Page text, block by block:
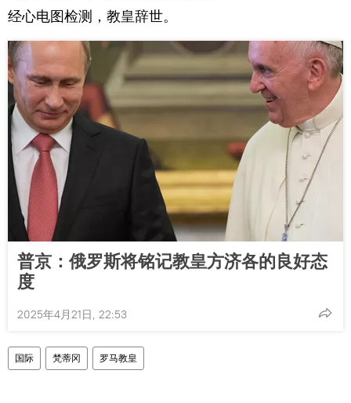
经心电图检测，教皇辞世。
普京：俄罗斯将铭记教皇方济各的良好态
度
2025年4月21日, 22:53
国际 梵蒂冈 罗马教皇